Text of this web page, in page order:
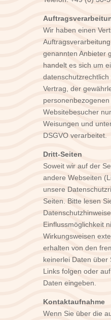
Wir haben einen
genannten Anbieter
handelt es sich um
Vertrag, der
Websitebesucher
Weisungen und
DSGVO verarbeitet.
Dritt-Seiten
Soweit wir auf der
andere Webseiten
unsere
Seiten. Bitte lesen
Einflussmöglichkeit
Wirkungsweisen
erhalten von den
keinerlei Daten über
Links folgen oder
Daten eingeben.
Kontaktaufnahme
Wenn Sie über die